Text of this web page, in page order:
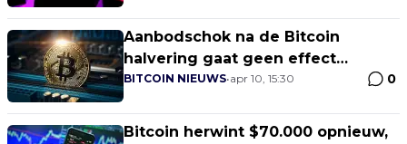
Aanbodschok na de Bitcoin
halvering gaat geen effect
hebben op de prijs, volgens
BITCOIN NIEUWS•apr 10, 15:30 0
Bitcoin herwint $70.000 opnieuw,